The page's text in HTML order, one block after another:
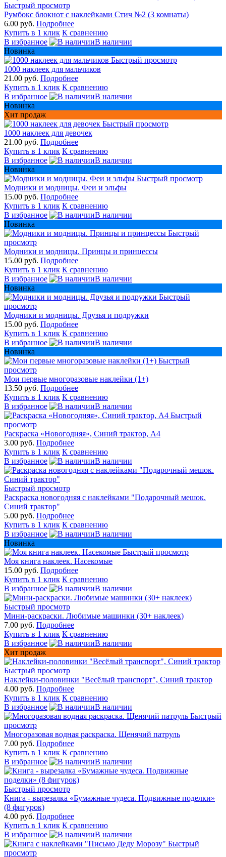
Быстрый просмотр
Румбокс блокнот с наклейками Стич №2 (3 комнаты)
6.00 руб. Подробнее
Купить в 1 клик К сравнению
В избранное
В наличии
Новинка
Быстрый просмотр
1000 наклеек для мальчиков
21.00 руб. Подробнее
Купить в 1 клик К сравнению
В избранное
В наличии
Новинка
Хит продаж
Быстрый просмотр
1000 наклеек для девочек
21.00 руб. Подробнее
Купить в 1 клик К сравнению
В избранное
В наличии
Новинка
Быстрый просмотр
Модники и модницы. Феи и эльфы
15.00 руб. Подробнее
Купить в 1 клик К сравнению
В избранное
В наличии
Новинка
Быстрый
просмотр
Модники и модницы. Принцы и принцессы
15.00 руб. Подробнее
Купить в 1 клик К сравнению
В избранное
В наличии
Новинка
Быстрый
просмотр
Модники и модницы. Друзья и подружки
15.00 руб. Подробнее
Купить в 1 клик К сравнению
В избранное
В наличии
Новинка
Быстрый
просмотр
Мои первые многоразовые наклейки (1+)
13.50 руб. Подробнее
Купить в 1 клик К сравнению
В избранное
В наличии
Быстрый
просмотр
Раскраска «Новогодняя», Синий трактор, А4
3.00 руб. Подробнее
Купить в 1 клик К сравнению
В избранное
В наличии
Быстрый просмотр
Раскраска новогодняя с наклейками "Подарочный мешок.
Синий трактор"
5.00 руб. Подробнее
Купить в 1 клик К сравнению
В избранное
В наличии
Новинка
Быстрый просмотр
Моя книга наклеек. Насекомые
15.00 руб. Подробнее
Купить в 1 клик К сравнению
В избранное
В наличии
Быстрый просмотр
Мини-раскраски. Любимые машинки (30+ наклеек)
7.00 руб. Подробнее
Купить в 1 клик К сравнению
В избранное
В наличии
Хит продаж
Быстрый просмотр
Наклейки-половинки "Весёлый транспорт", Синий трактор
4.00 руб. Подробнее
Купить в 1 клик К сравнению
В избранное
В наличии
Быстрый
просмотр
Многоразовая водная раскраска. Щенячий патруль
7.00 руб. Подробнее
Купить в 1 клик К сравнению
В избранное
В наличии
Быстрый просмотр
Книга - вырезалка «Бумажные чудеса. Подвижные поделки»
(8 фигурок)
4.00 руб. Подробнее
Купить в 1 клик К сравнению
В избранное
В наличии
Быстрый
просмотр